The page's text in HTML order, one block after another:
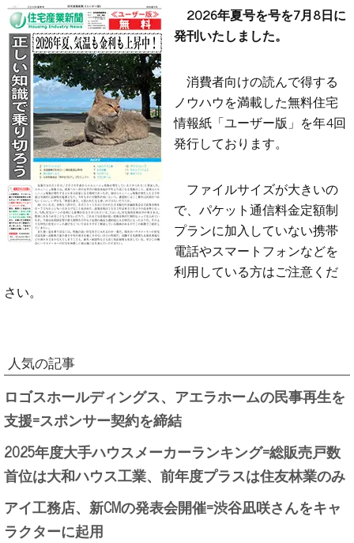
2026年夏号を号を7月8日に
発刊いたしました。
消費者向けの読んで得する
ノウハウを満載した無料住宅
情報紙「ユーザー版」を年4回
発行しております。
ファイルサイズが大きいの
で、パケット通信料金定額制
プランに加入していない携帯
電話やスマートフォンなどを
利用している方はご注意くだ
さい。
人気の記事
ロゴスホールディングス、アエラホームの民事再生を
支援=スポンサー契約を締結
2025年度大手ハウスメーカーランキング=総販売戸数
首位は大和ハウス工業、前年度プラスは住友林業のみ
アイ工務店、新CMの発表会開催=渋谷凪咲さんをキャ
ラクターに起用